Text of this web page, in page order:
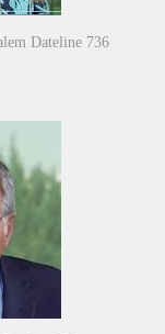
Dateline 736